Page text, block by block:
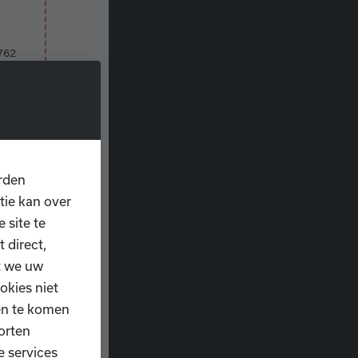
kan over
site te
direct,
we uw
niet
te komen
services